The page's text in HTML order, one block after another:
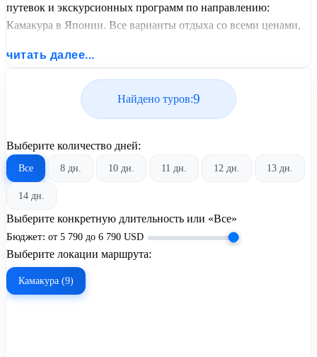
путевок и экскурсионных программ по направлению:
Камакура в Японии. Все варианты отдыха со всеми ценами,
графиком заездов от United Travel Systems.
читать далее...
Найдено туров:9
Выберите количество дней:
Все 8 дн. 10 дн. 11 дн. 12 дн. 13 дн.
14 дн.
Выберите конкретную длительность или «Все»
Бюджет: от 5 790 до 6 790 USD
Выберите локации маршрута:
Камакура (9)